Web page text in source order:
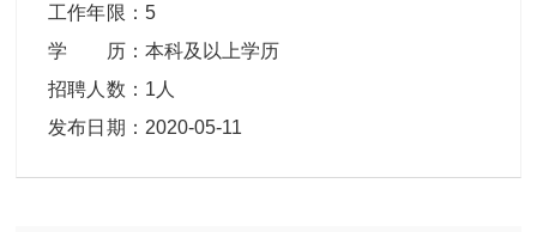
工作年限 ： 5
学 历： 本科及以上学历
招聘人数 ： 1人
发布日期 ： 2020-05-11